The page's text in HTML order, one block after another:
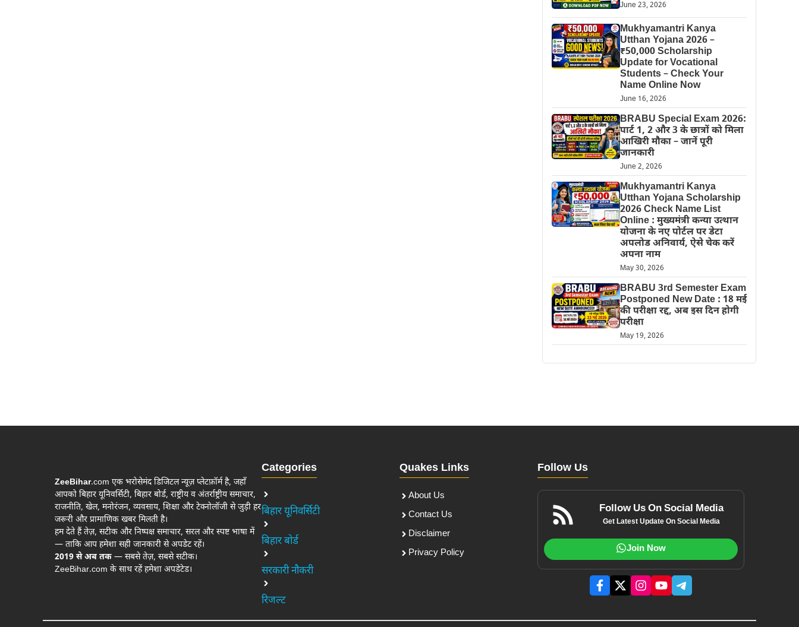
June 23, 2026
Mukhyamantri Kanya
Utthan Yojana 2026 –
₹50,000 Scholarship
Update for Vocational
Students – Check Your
Name Online Now
June 16, 2026
BRABU Special Exam 2026:
पार्ट 1, 2 और 3 के छात्रों को मिला
आखिरी मौका – जानें पूरी
जानकारी
June 2, 2026
Mukhyamantri Kanya
Utthan Yojana Scholarship
2026 Check Name List
Online : मुख्यमंत्री कन्या उत्थान
योजना के नए पोर्टल पर डेटा
अपलोड अनिवार्य, ऐसे चेक करें
अपना नाम
May 30, 2026
BRABU 3rd Semester Exam
Postponed New Date : 18 मई
की परीक्षा रद्द, अब इस दिन होगी
परीक्षा
May 19, 2026
ZeeBihar.com एक भरोसेमंद डिजिटल न्यूज़ प्लेटफ़ॉर्म है, जहाँ
आपको बिहार यूनिवर्सिटी, बिहार बोर्ड, राष्ट्रीय व अंतर्राष्ट्रीय समाचार,
राजनीति, खेल, मनोरंजन, व्यवसाय, शिक्षा और टेक्नोलॉजी से जुड़ी हर
जरूरी और प्रामाणिक खबर मिलती है।
हम देते हैं तेज़, सटीक और निष्पक्ष समाचार, सरल और स्पष्ट भाषा में
— ताकि आप हमेशा सही जानकारी से अपडेट रहें।
2019 से अब तक — सबसे तेज़, सबसे सटीक।
ZeeBihar.com के साथ रहें हमेशा अपडेटेड।
Categories
बिहार यूनिवर्सिटी
बिहार बोर्ड
सरकारी नौकरी
रिजल्ट
Quakes Links
About Us
Contact Us
Disclaimer
Privacy Policy
Follow Us
Follow Us On Social Media
Get Latest Update On Social Media
Join Now